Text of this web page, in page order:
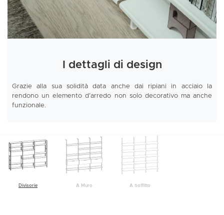
I dettagli di design
Grazie alla sua solidità data anche dai ripiani in acciaio la
rendono un elemento d’arredo non solo decorativo ma anche
funzionale.
Divisorie A Muro A Soffitto